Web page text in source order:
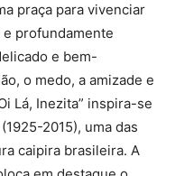
praça para vivenciar
profundamente
e bem-
o medo, a amizade e
Lá, Inezita” inspira-se
2015), uma das
caipira brasileira. A